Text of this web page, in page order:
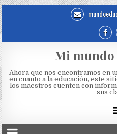
Mi
Ahora que nos encontramos en
en cuanto a la educación, este
los maestros cuenten con
sus